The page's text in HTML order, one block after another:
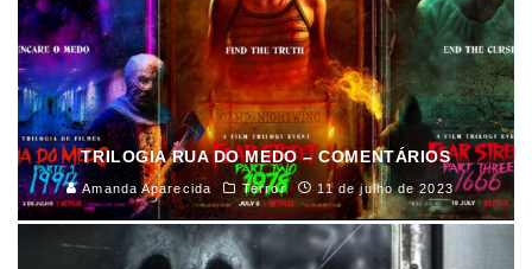
TRILOGIA RUA DO MEDO – COMENTÁRIOS
Amanda Aparecida Terror 11 de julho de 2023